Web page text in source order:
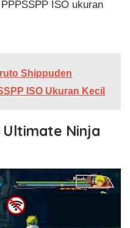
ISO ukuran
Shippuden
ISO Ukuran Kecil
Ultimate Ninja